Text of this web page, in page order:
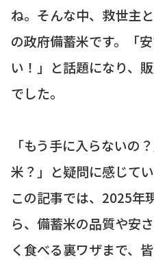
ね。そんな中、救世主
の政府備蓄米です。「
い！」と話題になり、
でした。
「もう手に入らないの
米？」と疑問に感じてい
この記事では、2025年
ら、備蓄米の品質や安
く食べる裏ワザまで、